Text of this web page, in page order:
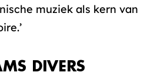
muziek als kern van
DIVERS